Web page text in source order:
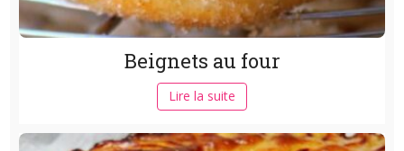
Beignets au four
Lire la suite